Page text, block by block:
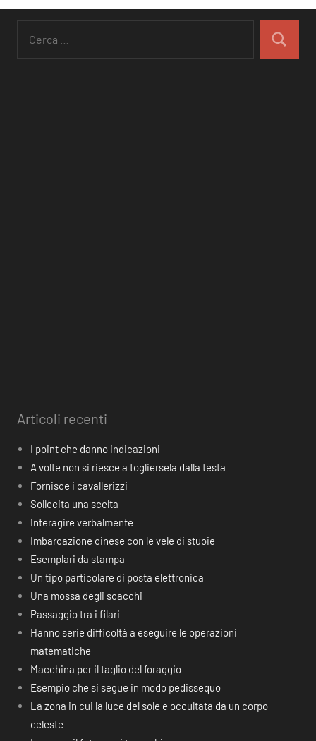
Articoli recenti
I point che danno indicazioni
A volte non si riesce a togliersela dalla testa
Fornisce i cavallerizzi
Sollecita una scelta
Interagire verbalmente
Imbarcazione cinese con le vele di stuoie
Esemplari da stampa
Un tipo particolare di posta elettronica
Una mossa degli scacchi
Passaggio tra i filari
Hanno serie difficoltà a eseguire le operazioni
matematiche
Macchina per il taglio del foraggio
Esempio che si segue in modo pedissequo
La zona in cui la luce del sole e occultata da un corpo
celeste